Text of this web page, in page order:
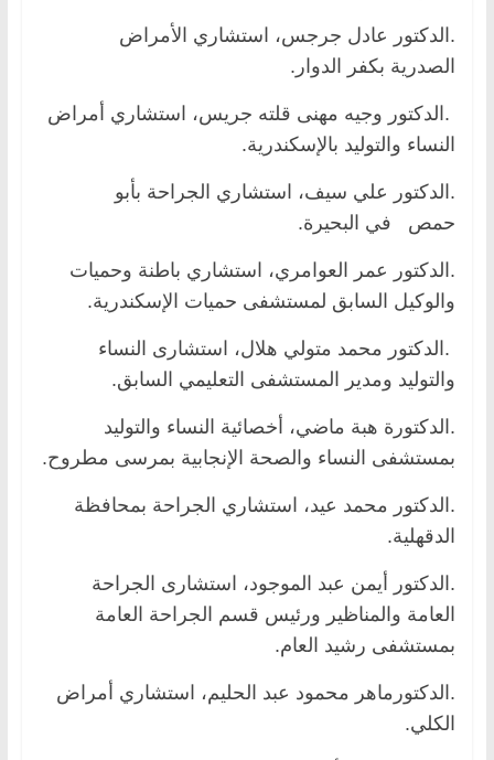
.الدكتور عادل جرجس، استشاري الأمراض
الصدرية بكفر الدوار.
.الدكتور وجيه مهنى قلته جريس، استشاري أمراض
النساء والتوليد بالإسكندرية.
.الدكتور علي سيف، استشاري الجراحة بأبو
حمص في البحيرة.
.الدكتور عمر العوامري، استشاري باطنة وحميات
والوكيل السابق لمستشفى حميات الإسكندرية.
.الدكتور محمد متولي هلال، استشارى النساء
والتوليد ومدير المستشفى التعليمي السابق.
.الدكتورة هبة ماضي، أخصائية النساء والتوليد
بمستشفى النساء والصحة الإنجابية بمرسى مطروح.
.الدكتور محمد عيد، استشاري الجراحة بمحافظة
الدقهلية.
.الدكتور أيمن عبد الموجود، استشارى الجراحة
العامة والمناظير ورئيس قسم الجراحة العامة
بمستشفى رشيد العام.
.الدكتورماهر محمود عبد الحليم، استشاري أمراض
الكلي.